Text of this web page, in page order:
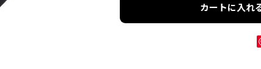
カートに入れ